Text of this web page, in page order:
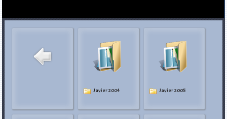
Javier 2004 Javier 2005